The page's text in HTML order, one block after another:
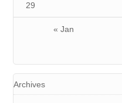
« Jan
29
Archives